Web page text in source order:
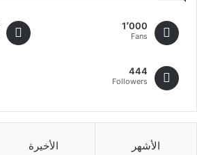
1٬000
Fans
444
Followers
الأشهر الأخيرة